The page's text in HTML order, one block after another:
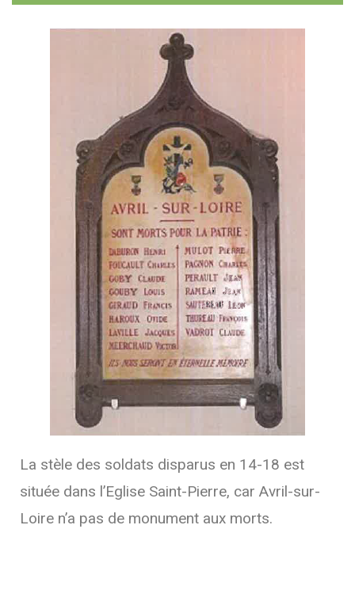
La stèle des soldats disparus en 14-18 est
située dans l’Eglise Saint-Pierre, car Avril-sur-
Loire n’a pas de monument aux morts.